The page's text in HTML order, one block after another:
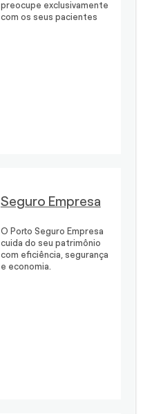
preocupe exclusivamente
com os seus pacientes
Seguro Empresa
O Porto Seguro Empresa
cuida do seu patrimônio
com eficiência, segurança
e economia.